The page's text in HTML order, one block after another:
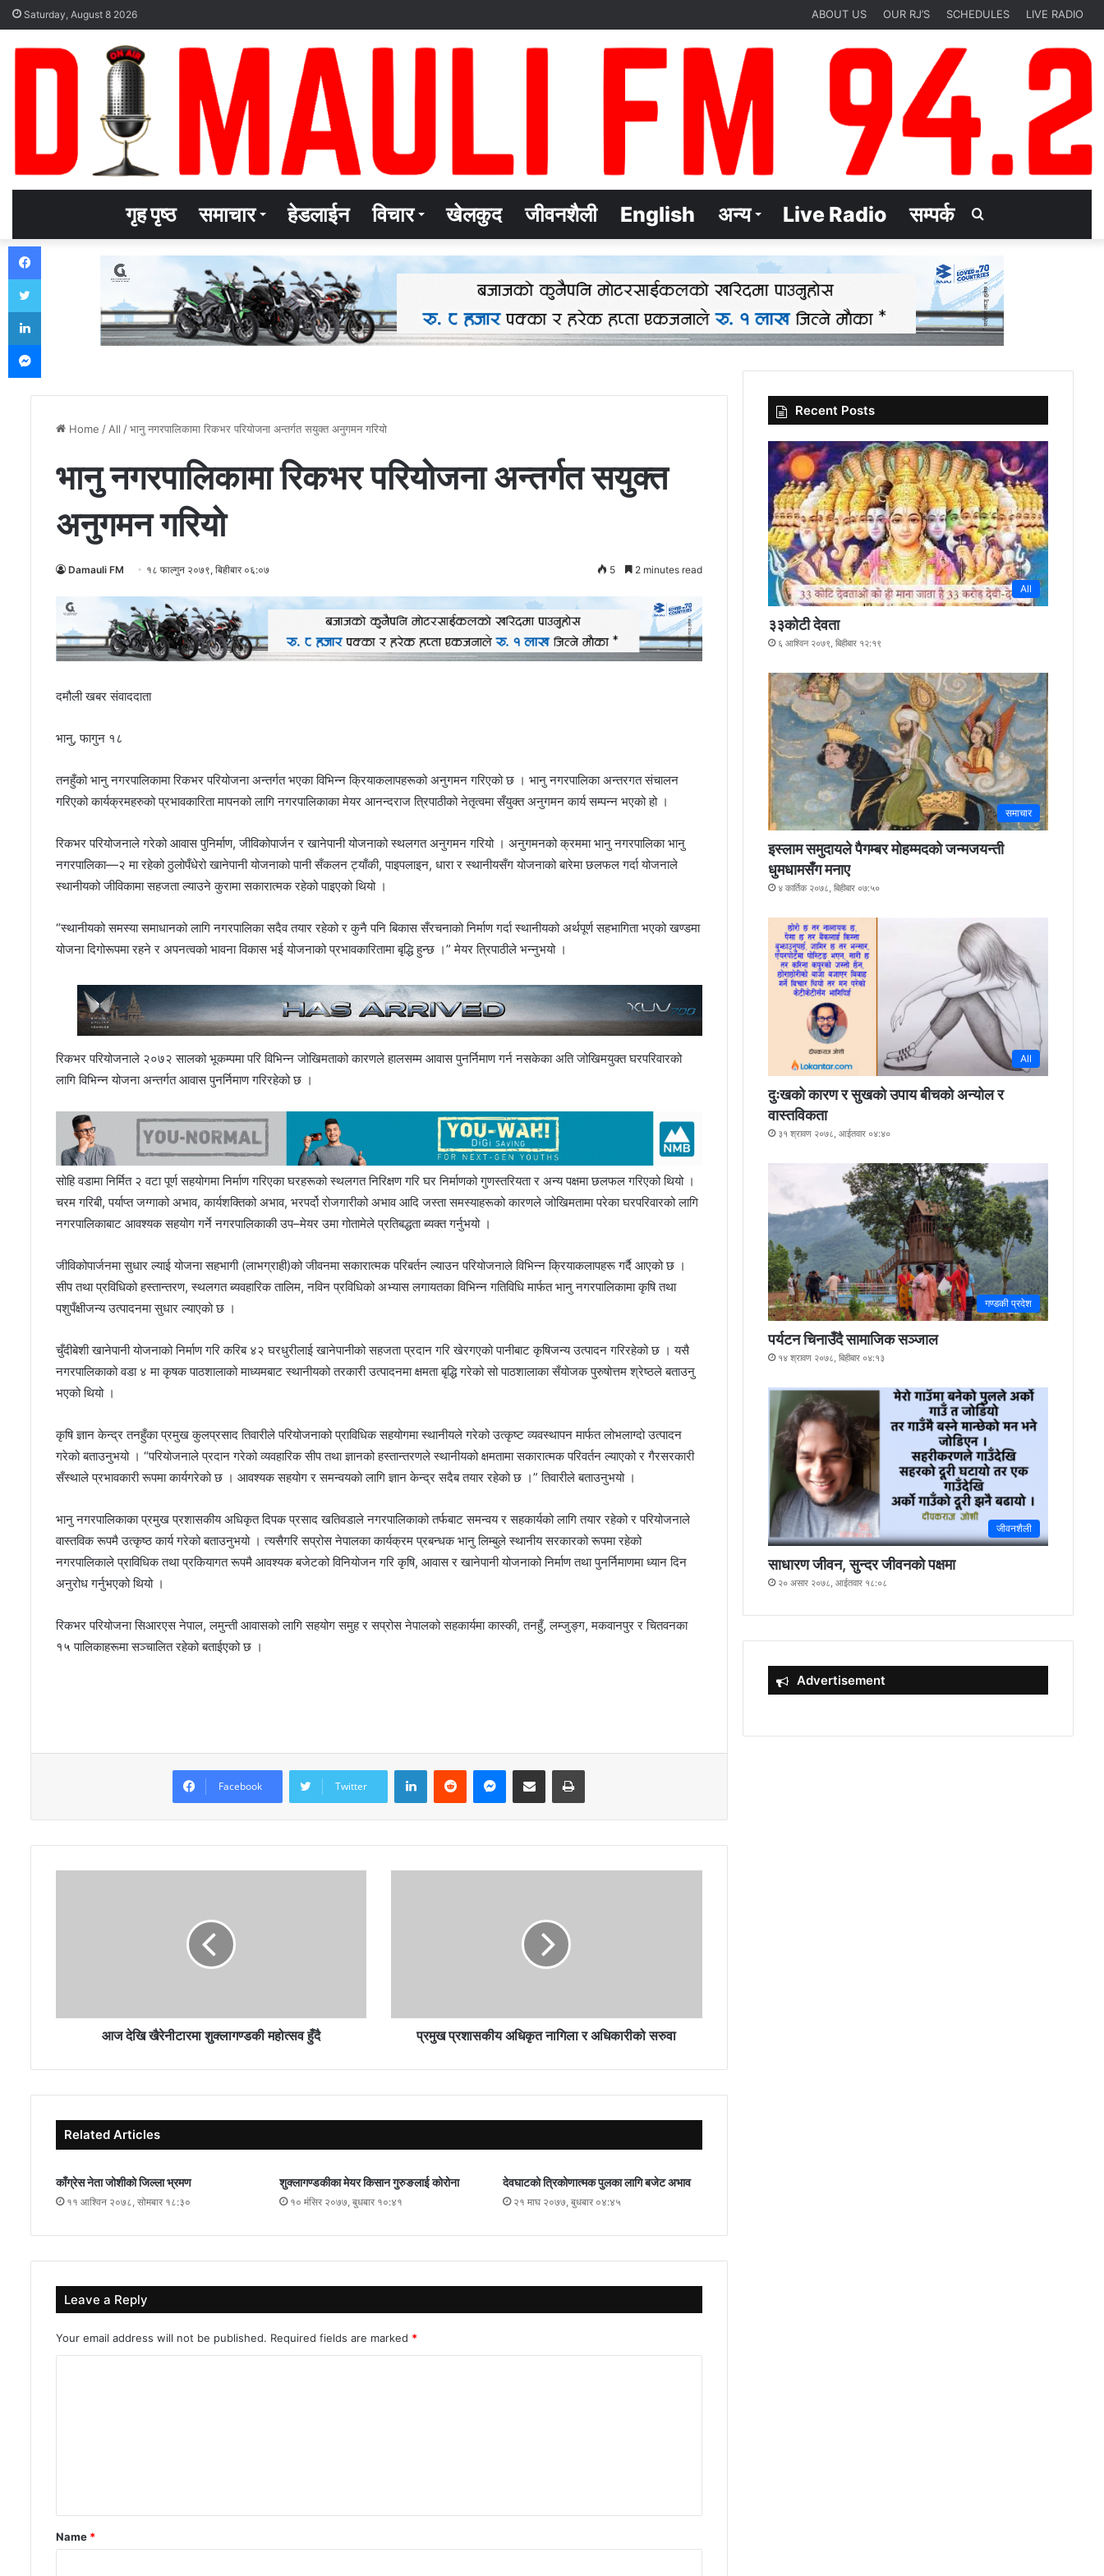
Saturday, August 8 2026 ABOUT US OUR RJ’S SCHEDULES LIVE RADIO
गृह पृष्ठ समाचार हेडलाईन विचार खेलकुद जीवनशैली English अन्य Live Radio सम्पर्क
for
Home / All /भानु नगरपालिकामा रिकभर परियोजना अन्तर्गत सयुक्त अनुगमन गरियो
भानु नगरपालिकामा रिकभर परियोजना अन्तर्गत सयुक्त
अनुगमन गरियो
Damauli FM १८ फाल्गुन २०७९, बिहीबार ०६:०७ 5 2 minutes read
दमौली खबर संवाददाता
भानु, फागुन १८
तनहुँको भानु नगरपालिकामा रिकभर परियोजना अन्तर्गत भएका विभिन्न क्रियाकलापहरूको अनुगमन गरिएको छ । भानु नगरपालिका अन्तरगत संचालन
गरिएको कार्यक्रमहरुको प्रभावकारिता मापनको लागि नगरपालिकाका मेयर आनन्दराज त्रिपाठीको नेतृत्वमा सँयुक्त अनुगमन कार्य सम्पन्न भएको हो ।
रिकभर परियोजनाले गरेको आवास पुनिर्माण, जीविकोपार्जन र खानेपानी योजनाको स्थलगत अनुगमन गरियो । अनुगमनको क्रममा भानु नगरपालिका भानु
नगरपालिका—२ मा रहेको ठुलोपँधेरो खानेपानी योजनाको पानी सँकलन ट्याँकी, पाइपलाइन, धारा र स्थानीयसँग योजनाको बारेमा छलफल गर्दा योजनाले
स्थानीयको जीविकामा सहजता ल्याउने कुरामा सकारात्मक रहेको पाइएको थियो ।
“स्थानीयको समस्या समाधानको लागि नगरपालिका सदैव तयार रहेको र कुनै पनि बिकास सँरचनाको निर्माण गर्दा स्थानीयको अर्थपूर्ण सहभागिता भएको खण्डमा
योजना दिगोरूपमा रहने र अपनत्वको भावना विकास भई योजनाको प्रभावकारितामा बृद्धि हुन्छ ।” मेयर त्रिपाठीले भन्नुभयो ।
रिकभर परियोजनाले २०७२ सालको भूकम्पमा परि विभिन्न जोखिमताको कारणले हालसम्म आवास पुनर्निमाण गर्न नसकेका अति जोखिमयुक्त घरपरिवारको
लागि विभिन्न योजना अन्तर्गत आवास पुनर्निमाण गरिरहेको छ ।
सोहि वडामा निर्मित २ वटा पूर्ण सहयोगमा निर्माण गरिएका घरहरूको स्थलगत निरिक्षण गरि घर निर्माणको गुणस्तरियता र अन्य पक्षमा छलफल गरिएको थियो ।
चरम गरिबी, पर्याप्त जग्गाको अभाव, कार्यशक्तिको अभाव, भरपर्दो रोजगारीको अभाव आदि जस्ता समस्याहरूको कारणले जोखिमतामा परेका घरपरिवारको लागि
नगरपालिकाबाट आवश्यक सहयोग गर्ने नगरपालिकाकी उप–मेयर उमा गोतामेले प्रतिबद्धता ब्यक्त गर्नुभयो ।
जीविकोपार्जनमा सुधार ल्याई योजना सहभागी (लाभग्राही)को जीवनमा सकारात्मक परिबर्तन ल्याउन परियोजनाले विभिन्न क्रियाकलापहरू गर्दै आएको छ ।
सीप तथा प्रविधिको हस्तान्तरण, स्थलगत ब्यवहारिक तालिम, नविन प्रविधिको अभ्यास लगायतका विभिन्न गतिविधि मार्फत भानु नगरपालिकामा कृषि तथा
पशुपँक्षीजन्य उत्पादनमा सुधार ल्याएको छ ।
चुँदीबेशी खानेपानी योजनाको निर्माण गरि करिब ४२ घरधुरीलाई खानेपानीको सहजता प्रदान गरि खेरगएको पानीबाट कृषिजन्य उत्पादन गरिरहेको छ । यसै
नगरपालिकाको वडा ४ मा कृषक पाठशालाको माध्यमबाट स्थानीयको तरकारी उत्पादनमा क्षमता बृद्धि गरेको सो पाठशालाका सँयोजक पुरुषोत्तम श्रेष्ठले बताउनु
भएको थियो ।
कृषि ज्ञान केन्द्र तनहुँका प्रमुख कुलप्रसाद तिवारीले परियोजनाको प्राविधिक सहयोगमा स्थानीयले गरेको उत्कृष्ट व्यवस्थापन मार्फत लोभलाग्दो उत्पादन
गरेको बताउनुभयो । “परियोजनाले प्रदान गरेको व्यवहारिक सीप तथा ज्ञानको हस्तान्तरणले स्थानीयको क्षमतामा सकारात्मक परिवर्तन ल्याएको र गैरसरकारी
सँस्थाले प्रभावकारी रूपमा कार्यगरेको छ । आवश्यक सहयोग र समन्वयको लागि ज्ञान केन्द्र सदैब तयार रहेको छ ।” तिवारीले बताउनुभयो ।
भानु नगरपालिकाका प्रमुख प्रशासकीय अधिकृत दिपक प्रसाद खतिवडाले नगरपालिकाको तर्फबाट समन्वय र सहकार्यको लागि तयार रहेको र परियोजनाले
वास्तविक रूपमै उत्कृष्ठ कार्य गरेको बताउनुभयो । त्यसैगरि सप्रोस नेपालका कार्यक्रम प्रबन्धक भानु लिम्बुले स्थानीय सरकारको रूपमा रहेको
नगरपालिकाले प्राविधिक तथा प्रकियागत रूपमै आवश्यक बजेटको विनियोजन गरि कृषि, आवास र खानेपानी योजनाको निर्माण तथा पुनर्निमाणमा ध्यान दिन
अनुरोध गर्नुभएको थियो ।
रिकभर परियोजना सिआरएस नेपाल, लमुन्ती आवासको लागि सहयोग समुह र सप्रोस नेपालको सहकार्यमा कास्की, तनहुँ, लम्जुङ्ग, मकवानपुर र चितवनका
१५ पालिकाहरूमा सञ्चालित रहेको बताईएको छ ।
Facebook Twitter
LinkedIn
आज देखि खैरेनीटारमा शुक्लागण्डकी महोत्सव हुँदै प्रमुख प्रशासकीय अधिकृत नागिला र अधिकारीको सरुवा
Related Articles
काँग्रेस नेता जोशीको जिल्ला भ्रमण
११ आश्विन २०७८, सोमबार १८:३०
शुक्लागण्डकीका मेयर किसान गुरुङलाई कोरोना
१० मंसिर २०७७, बुधबार १०:४१
देवघाटको त्रिकोणात्मक पुलका लागि बजेट अभाव
२१ माघ २०७७, बुधबार ०४:४५
Leave a Reply
Your email address will not be published. Required fields are marked *
t
*
Name *
Recent Posts
All
३३कोटी देवता
६ आश्विन २०७९, बिहीबार १२:१९
समाचार
इस्लाम समुदायले पैगम्बर मोहम्मदको जन्मजयन्ती
धुमधामसँग मनाए
४ कार्तिक २०७८, बिहीबार ०७:५०
All
दुःखको कारण र सुखको उपाय बीचको अन्योल र
वास्तविकता
३१ श्रावण २०७८, आईतवार ०४:४०
गण्डकी प्रदेश
पर्यटन चिनाउँदै सामाजिक सञ्जाल
१४ श्रावण २०७८, बिहीबार ०४:१३
जीवनशैली
साधारण जीवन, सुन्दर जीवनको पक्षमा
२० असार २०७८, आईतवार १८:०८
Advertisement